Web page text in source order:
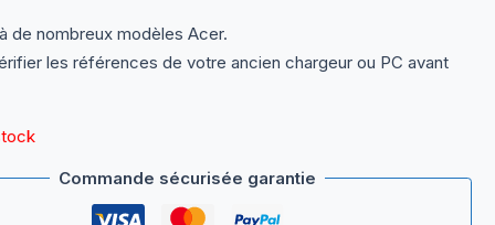
de nombreux modèles Acer.
les références de votre ancien chargeur ou PC avant
Commande sécurisée garantie